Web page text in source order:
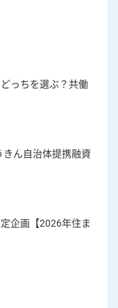
っちを選ぶ？共働
きん自治体提携融資
企画【2026年住ま